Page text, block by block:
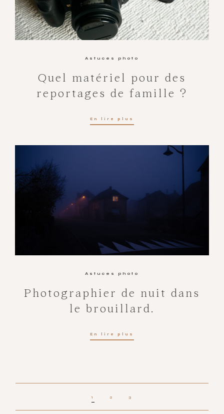
Astuces photo
Quel matériel pour des
reportages de famille ?
En lire plus
Astuces photo
Photographier de nuit dans
le brouillard.
En lire plus
1 2 3